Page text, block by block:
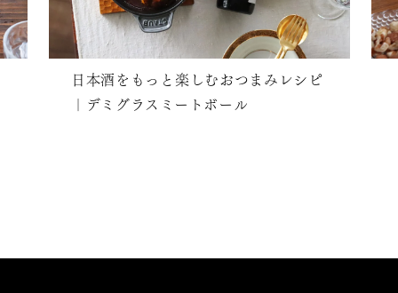
日本酒をもっと楽しむおつまみレシピ
｜デミグラスミートボール